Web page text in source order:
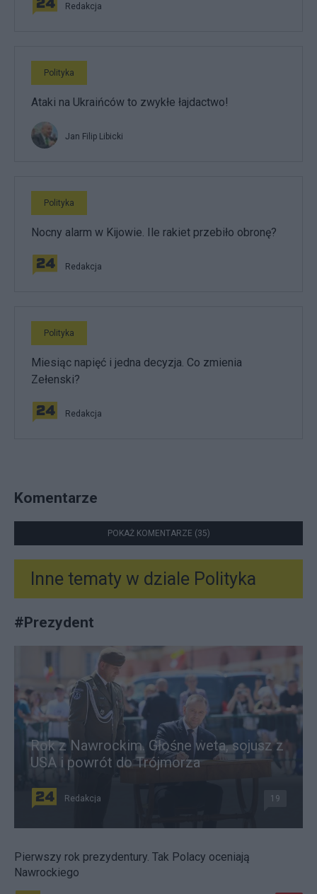
Redakcja
Polityka
Ataki na Ukraińców to zwykłe łajdactwo!
Jan Filip Libicki
Polityka
Nocny alarm w Kijowie. Ile rakiet przebiło obronę?
Redakcja
Polityka
Miesiąc napięć i jedna decyzja. Co zmienia
Zełenski?
Redakcja
Komentarze
POKAŻ KOMENTARZE (35)
Inne tematy w dziale Polityka
#Prezydent
Rok z Nawrockim. Głośne weta, sojusz z
USA i powrót do Trójmorza
Redakcja 19
Pierwszy rok prezydentury. Tak Polacy oceniają
Nawrockiego